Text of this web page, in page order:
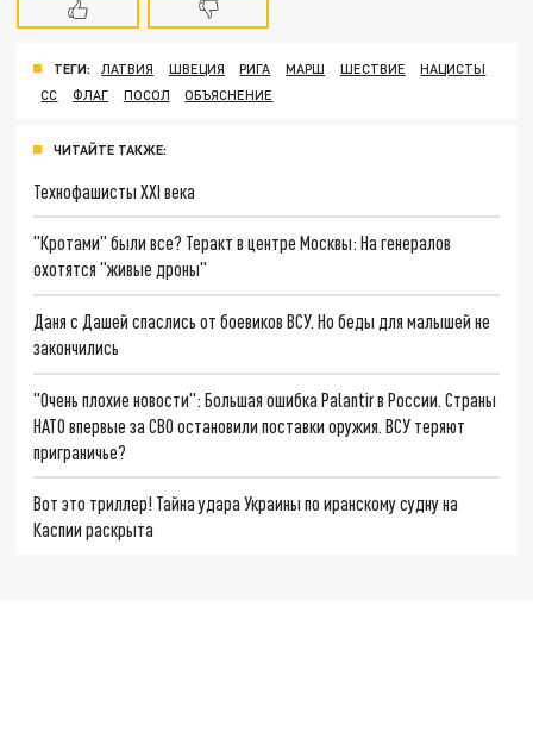
ТЕГИ: ЛАТВИЯ ШВЕЦИЯ РИГА МАРШ ШЕСТВИЕ
НАЦИСТЫ
СС
ФЛАГ ПОСОЛ ОБЪЯСНЕНИЕ
ЧИТАЙТЕ ТАКЖЕ:
Технофашисты XXI века
"Кротами" были все? Теракт в центре Москвы: На генералов
охотятся "живые дроны"
Даня с Дашей спаслись от боевиков ВСУ. Но беды для малышей не
закончились
"Очень плохие новости": Большая ошибка Palantir в России. Страны
НАТО впервые за СВО остановили поставки оружия. ВСУ теряют
приграничье?
Вот это триллер! Тайна удара Украины по иранскому судну на
Каспии раскрыта